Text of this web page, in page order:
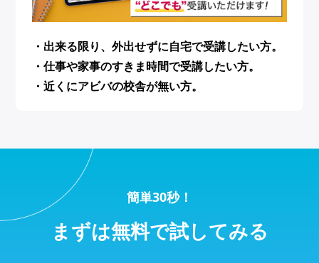
・出来る限り、外出せずに自宅で受講したい方。
・仕事や家事のすきま時間で受講したい方。
・近くにアビバの校舎が無い方。
簡単30秒！
まずは無料で試してみる